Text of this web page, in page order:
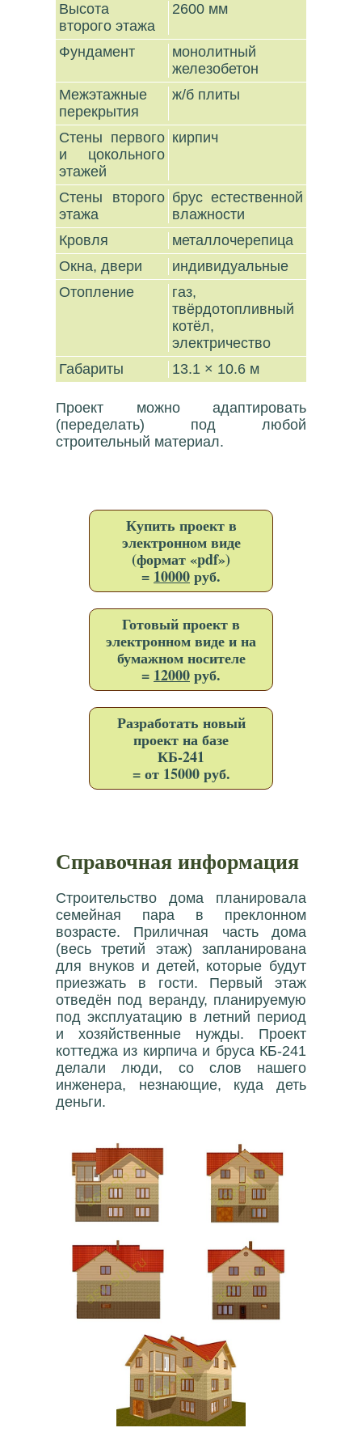
Высота
второго этажа
2600 мм
Фундамент
монолитный
железобетон
Межэтажные
перекрытия
ж/б плиты
Стены первого
и цокольного
этажей
кирпич
Стены второго
этажа
брус естественной
влажности
Кровля
металлочерепица
Окна, двери
индивидуальные
Отопление
газ,
твёрдотопливный
котёл,
электричество
Габариты
13.1 × 10.6 м
Проект можно адаптировать
(переделать) под любой
строительный материал.
Купить проект в
электронном виде
(формат «pdf»)
= 10000руб.
Готовый проект в
электронном виде и на
бумажном носителе
= 12000руб.
Разработать новый
проект на базе
КБ-241
= от 15000 руб.
Справочная информация
Строительство дома планировала
семейная пара в преклонном
возрасте. Приличная часть дома
(весь третий этаж) запланирована
для внуков и детей, которые будут
приезжать в гости. Первый этаж
отведён под веранду, планируемую
под эксплуатацию в летний период
и хозяйственные нужды. Проект
коттеджа из кирпича и бруса КБ-241
делали люди, со слов нашего
инженера, незнающие, куда деть
деньги.